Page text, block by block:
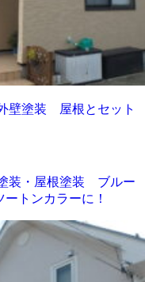
壁塗装 屋根とセット
装・屋根塗装 ブルー
トンカラーに！